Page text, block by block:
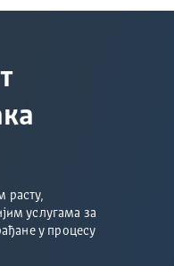
расту,
услугама за
у процесу